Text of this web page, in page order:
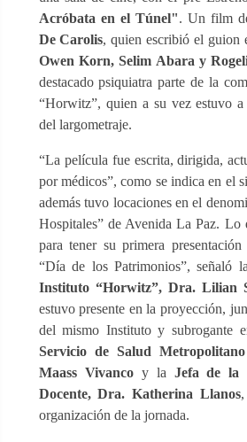
Acróbata en el Túnel". Un film
De Carolis, quien escribió el guion
Owen Korn, Selim Abara y
destacado psiquiatra parte de la
“Horwitz”, quien a su vez estuvo
del largometraje.
“La película fue escrita, dirigida,
por médicos”, como se indica en el
además tuvo locaciones en el
Hospitales” de Avenida La Paz. Lo
para tener su primera
“Día de los Patrimonios”, señaló
Instituto “Horwitz”, Dra. Lilian
estuvo presente en la proyección,
del mismo Instituto y subrogante
Servicio de Salud
Maass Vivancoy la Jefa de la
Docente, Dra. Katherina Llanos
organización de la jornada.